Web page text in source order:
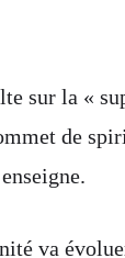
sur la «
de
va